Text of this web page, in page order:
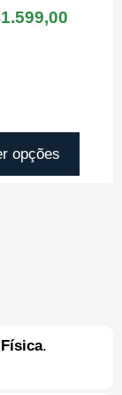
1.599,00
opções
.